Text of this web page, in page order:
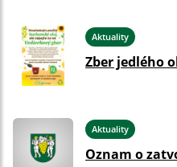
Aktuality
Zber jedlého
Aktuality
Oznam o